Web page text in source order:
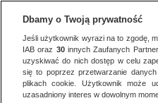
Dbamy o Twoją prywatność
Jeśli użytkownik wyrazi na to zgodę,
IAB oraz 30innych Zaufanych
uzyskiwać do nich dostęp w celu
się to poprzez przetwarzanie
plikach cookie. Użytkownik może
uzasadniony interes w dowolnym